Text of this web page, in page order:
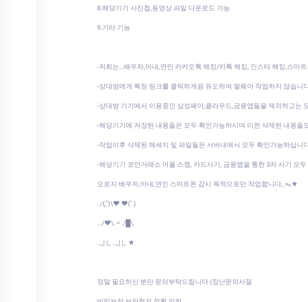
8.해당기기 사진첩,동영상 파일 다운로드 가능
9.기타 기능
-저희는...배우자,아내,연인 카카오톡 해킹/카톡 해킹, 인스타 해킹,스
-상대방에게 특정 링크를 클릭하게끔 유도하여 멀웨어 작업하지 않습
-상대방 기기에서 이용중인 삼성페이,클라우드,금융앱들을 제외하고
-해당기기에 저장된 내용들은 모두 확인가능하시며 이전 삭제된 내용
-작업이후 삭제된 메세지 및 파일들은 서버내에서 모두 확인가능하십
-해당기기 코인거래소 어플 스캠, 카드사기, 금융앱을 통한 3자 사기 모
오로지 배우자,아내,연인 스마트폰 감시 목적으로만 작업합니다,.ᯓ★
../(,")\♥ ♥(".)
.../♥\. = ./█\.
.._| |_ .._| |_ ★
정말 필요하신 분만 문의부탁드립니다 (장난문의사절